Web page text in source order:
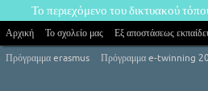
Το περιεχόμενο του δικτυακού
Αρχική Το σχολείο μας Εξ αποστάσεως
Πρόγραμμα erasmus
Πρόγραμμα e-twinning